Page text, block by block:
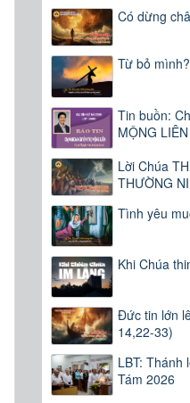
Có dừng
Từ bỏ mình?
Tin buồn:
MỘNG LIÊN
Lời Chúa
THƯỜNG
Tình yêu
Khi Chúa
Đức tin lớn
14,22-33)
LBT: Thánh
Tám 2026